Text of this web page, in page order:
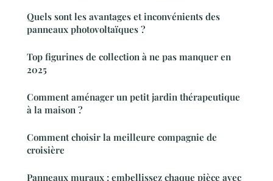
Quels sont les avantages et inconvénients des
panneaux photovoltaïques ?
Top figurines de collection à ne pas manquer en
2025
Comment aménager un petit jardin thérapeutique
à la maison ?
Comment choisir la meilleure compagnie de
croisière
Panneaux muraux : embellissez chaque pièce avec